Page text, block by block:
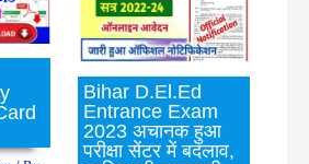
Bihar D.El.Ed
Entrance Exam
2023 अचानक हुआ
परीक्षा सेंटर में बदलाव,